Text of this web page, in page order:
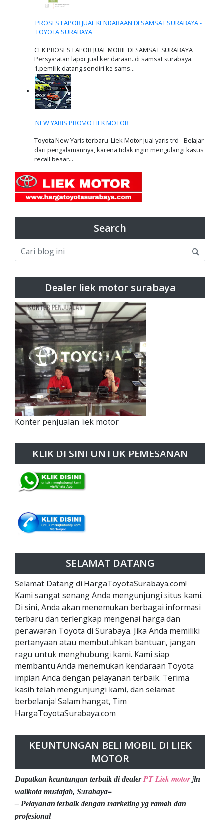
PROSES LAPOR JUAL KENDARAAN DI SAMSAT SURABAYA -
TOYOTA SURABAYA
CEK PROSES LAPOR JUAL MOBIL DI SAMSAT SURABAYA
Persyaratan lapor jual kendaraan..di samsat surabaya.
1.pemilik datang sendiri ke sams...
NEW YARIS PROMO LIEK MOTOR
Toyota New Yaris terbaru Liek Motor jual yaris trd - Belajar
dari pengalamannya, karena tidak ingin mengulangi kasus
recall besar...
Search
Dealer liek motor surabaya
Konter penjualan liek motor
KLIK DI SINI UNTUK PEMESANAN
SELAMAT DATANG
Selamat Datang di HargaToyotaSurabaya.com!
Kami sangat senang Anda mengunjungi situs kami.
Di sini, Anda akan menemukan berbagai informasi
terbaru dan terlengkap mengenai harga dan
penawaran Toyota di Surabaya. Jika Anda memiliki
pertanyaan atau membutuhkan bantuan, jangan
ragu untuk menghubungi kami. Kami siap
membantu Anda menemukan kendaraan Toyota
impian Anda dengan pelayanan terbaik. Terima
kasih telah mengunjungi kami, dan selamat
berbelanja! Salam hangat, Tim
HargaToyotaSurabaya.com
KEUNTUNGAN BELI MOBIL DI LIEK
MOTOR
Dapatkan keuntungan terbaik di dealerPT Liek motor jln
walikota mustajab, Surabaya=
– Pelayanan terbaik dengan marketing yg ramah dan
profesional